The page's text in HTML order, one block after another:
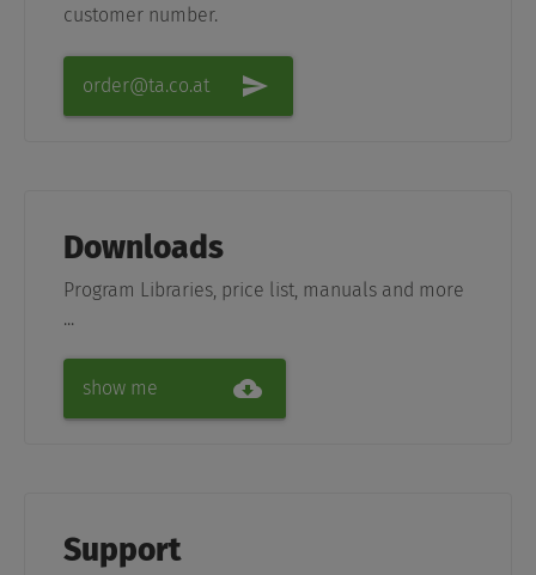
customer number.
order@ta.co.at
Downloads
Program Libraries, price list, manuals and more
...
show me
Support